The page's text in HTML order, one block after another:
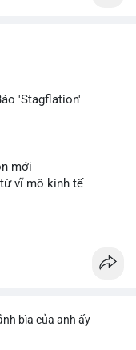
'Stagflation'
mới
vĩ mô kinh tế
bìa của anh ấy